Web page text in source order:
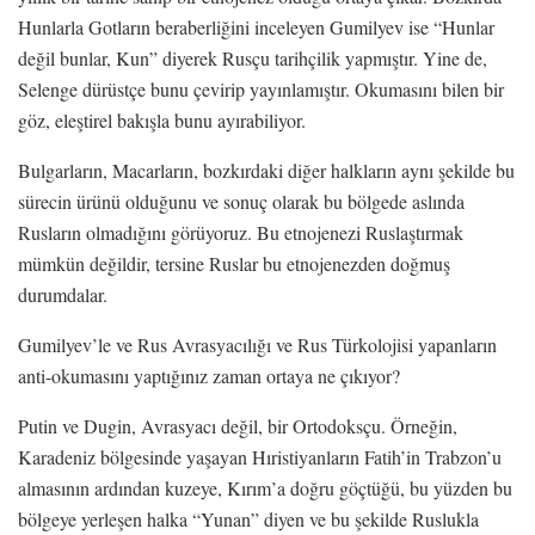
Hunlarla Gotların beraberliğini inceleyen Gumilyev ise “Hunlar
değil bunlar, Kun” diyerek Rusçu tarihçilik yapmıştır. Yine de,
Selenge dürüstçe bunu çevirip yayınlamıştır. Okumasını bilen bir
göz, eleştirel bakışla bunu ayırabiliyor.
Bulgarların, Macarların, bozkırdaki diğer halkların aynı şekilde bu
sürecin ürünü olduğunu ve sonuç olarak bu bölgede aslında
Rusların olmadığını görüyoruz. Bu etnojenezi Ruslaştırmak
mümkün değildir, tersine Ruslar bu etnojenezden doğmuş
durumdalar.
Gumilyev’le ve Rus Avrasyacılığı ve Rus Türkolojisi yapanların
anti-okumasını yaptığınız zaman ortaya ne çıkıyor?
Putin ve Dugin, Avrasyacı değil, bir Ortodoksçu. Örneğin,
Karadeniz bölgesinde yaşayan Hıristiyanların Fatih’in Trabzon’u
almasının ardından kuzeye, Kırım’a doğru göçtüğü, bu yüzden bu
bölgeye yerleşen halka “Yunan” diyen ve bu şekilde Ruslukla